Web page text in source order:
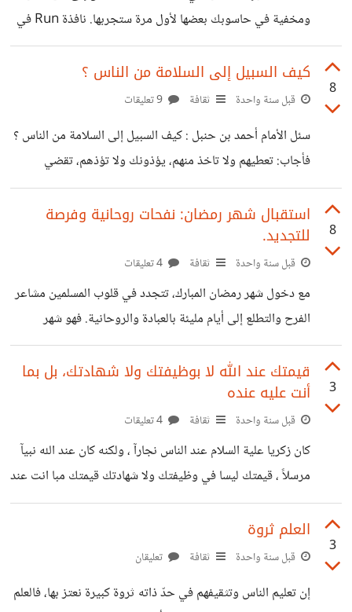
P يقوم بتبديل وضع العرض للحصول على شاشات
ومخفية في حاسوبك بعضها لأول مرة ستجربها. نافذة Run في
الـ Windows لمن لا يعرفهــا يقصد بهــا اوامر "تشغيل"،
موجودة في جميع أنظمة تشغيل Microsoft و تساعد في
الدخول المباشر دون تعب إلى مجموعة من الأقسام المهمة في الـ
إدخال فيها مجموعة من الأوامر. بداية حتى تقوم بإظهار هذه
النافذة إضغط على زر Windows + حرف R ...
8
كيف السبيل إلى السلامة من الناس ؟
قبل سنة واحدة ثقافة
سئل الأمام أحمد بن حنبل : كيف السبيل إلى السلامة من الناس ؟
فأجاب: تعطيهم ولا تاخذ منهم، يؤذونك ولا تؤذهم، تقضي
مصالحهم ولا تكلفهم باقضاء مصالحك ، فقيل له: صعبة يا إمام؟
قال: وليتك تسلم!
8
استقبال شهر رمضان: نفحات روحانية وفرصة
للتجديد.
قبل سنة واحدة ثقافة
مع دخول شهر رمضان المبارك، تتجدد في قلوب المسلمين مشاعر
الفرح والتطلع إلى أيام مليئة بالعبادة والروحانية. فهو شهر
الرحمة والمغفرة، حيث تتجلى قيم الصيام والصلاة والصدقات،
ويحرص المسلمون في جميع أنحاء العالم على اغتنام أوقاته
المباركة في التقرب إلى الله. يعد رمضان فرصة ثمينة لإعادة
ترتيب الأولويات، والتأمل في معنى الصبر والإحسان، وتعزيز
الروابط الأسرية والاجتماعية. كما يمثل هذا الشهر محطة للتغيير
الإيجابي، حيث يسعى الكثيرون إلى تحسين عاداتهم اليومية،
3
قيمتك عند الله لا بوظيفتك ولا شهادتك، بل بما
أنت عليه عنده
قبل سنة واحدة ثقافة
كان زكريا علية السلام عند الناس نجارآ ، ولكنه كان عند الله نبيآ
مرسلاً ، قيمتك ليسا في وظيفتك ولا شهادتك قيمتك مبا انت عند
الله !
3
العلم ثروة
قبل سنة واحدة ثقافة تعليقان
إن تعليم الناس وتثقيفهم في حدّ ذاته ثروة كبيرة نعتز بها، فالعلم